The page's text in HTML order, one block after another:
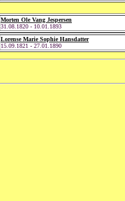
Morten Ole Vang Jespersen
31.08.1820 - 10.01.1893
Lorense Marie Sophie Hansdatter
15.09.1821 - 27.01.1890